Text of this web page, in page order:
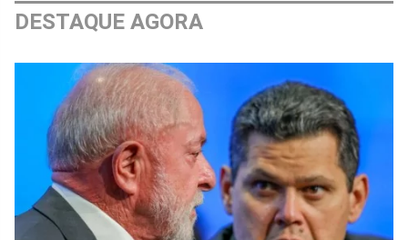
DESTAQUE AGORA